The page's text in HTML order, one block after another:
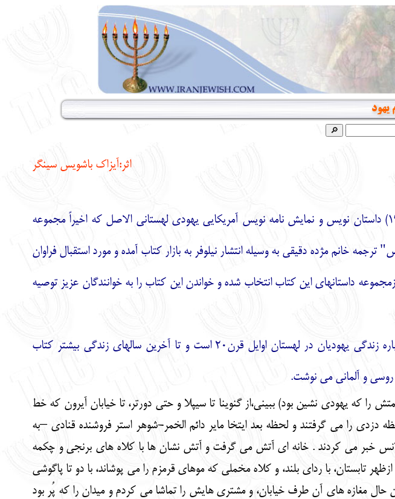
یهود
اثر:آیزاک باشویس سینگر
داستانی از آیزاک باشویس سینگر (91-1903) داستان نویس و نمایش نامه نویس آمریکایی یهودی لهستانی الاصل که اخیراً مجموعه
خانم مژده دقیقی به وسیله انتشار نیلوفر به بازار کتاب آمده و مورد استقبال فراوان
داستانهای این کتاب انتخاب شده و خواندن این کتاب را به خوانندگان عزیز توصیه
اکثر داستان ها و نمایشنامه های سینگر درباره زندگی یهودیان در لهستان اوایل قرن20 است و تا آخرین سالهای زندگی بیشتر کتاب
و آلمانی می نوشت.
را که یهودی نشین بود) ببینی،از گنوینا تا سیپلا و حتی دورتر، تا خیابان آیرون که خط
را می گرفتند و لحظه بعد ایتخا مایر دائم الخمر-شوهر استر فروشنده قنادی –به
می کردند . خانه ای آتش می گرفت و آتش نشان ها با کلاه های برنجی و چکمه
تابستان، با ردای بلند، و کلاه مخملی که موهای قرمزم را می پوشاند، با دو تا پاگوشی
حال مغازه های آن طرف خیابان، و مشتری هایش را تماشا می کردم و میدان را که پُر بود